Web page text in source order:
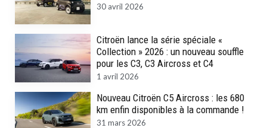
30 avril 2026
Citroën lance la série spéciale «
Collection » 2026 : un nouveau souffle
pour les C3, C3 Aircross et C4
1 avril 2026
Nouveau Citroën C5 Aircross : les 680
km enfin disponibles à la commande !
31 mars 2026